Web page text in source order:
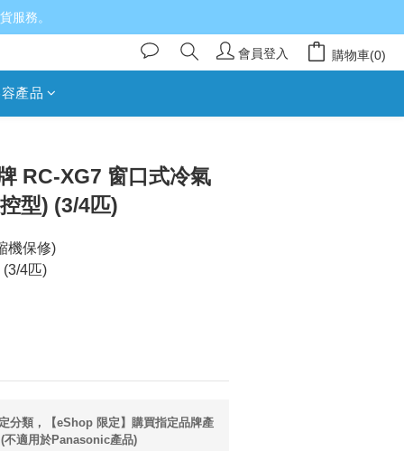
服務。
會員登入 購物車(0)
產品
RC-XG7 窗口式冷氣
型) (3/4匹)
機保修)
4匹)
分類，【eShop 限定】購買指定品牌產
不適用於Panasonic產品)